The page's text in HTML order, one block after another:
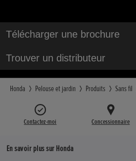
Télécharger une brochure
Trouver un distributeur
Honda Pelouse et jardin Produits Sans fil
Contactez-moi Concessionnaire
En savoir plus sur Honda